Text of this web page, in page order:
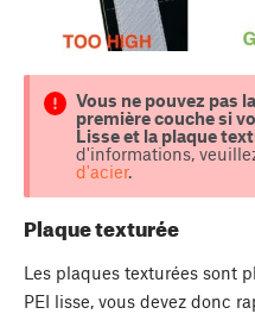
Vous ne pouvez pas
première couche si
Lisse et la plaque
d'informations,
d'acier.
Plaque texturée
Les plaques texturées sont
PEI lisse, vous devez donc